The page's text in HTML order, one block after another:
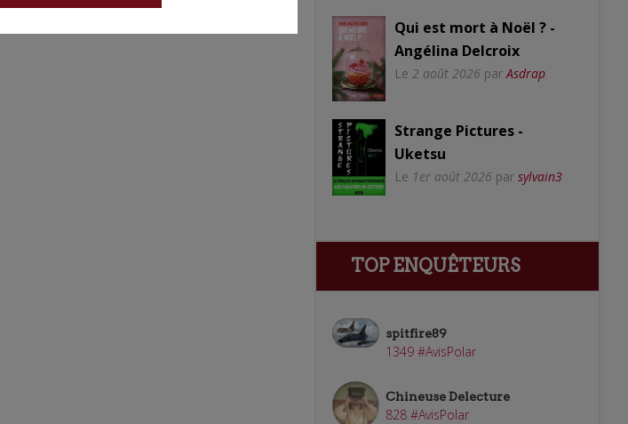
Qui est mort à Noël ? -
Angélina Delcroix
Le 2 août 2026 par Asdrap
Strange Pictures -
Uketsu
Le 1er août 2026 par sylvain3
TOP ENQUÊTEURS
spitfire89
1349 #AvisPolar
Chineuse Delecture
828 #AvisPolar